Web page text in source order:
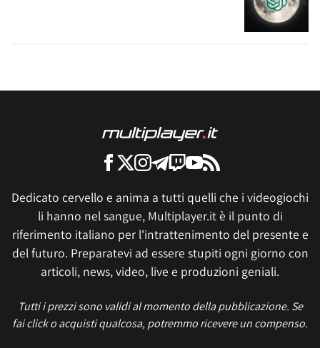
Dedicato cervello e anima a tutti quelli che i videogiochi
li hanno nel sangue, Multiplayer.it è il punto di
riferimento italiano per l'intrattenimento del presente e
del futuro. Preparatevi ad essere stupiti ogni giorno con
articoli, news, video, live e produzioni geniali.
Tutti i prezzi sono validi al momento della pubblicazione. Se
fai click o acquisti qualcosa, potremmo ricevere un compenso.